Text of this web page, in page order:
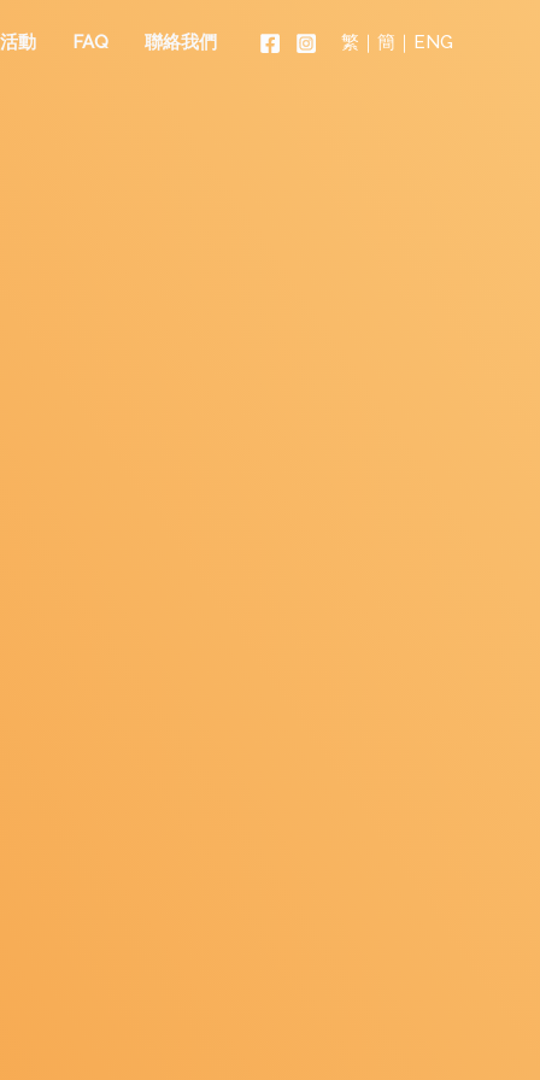
動 FAQ 聯絡我們 繁 ｜ 簡 ｜ ENG